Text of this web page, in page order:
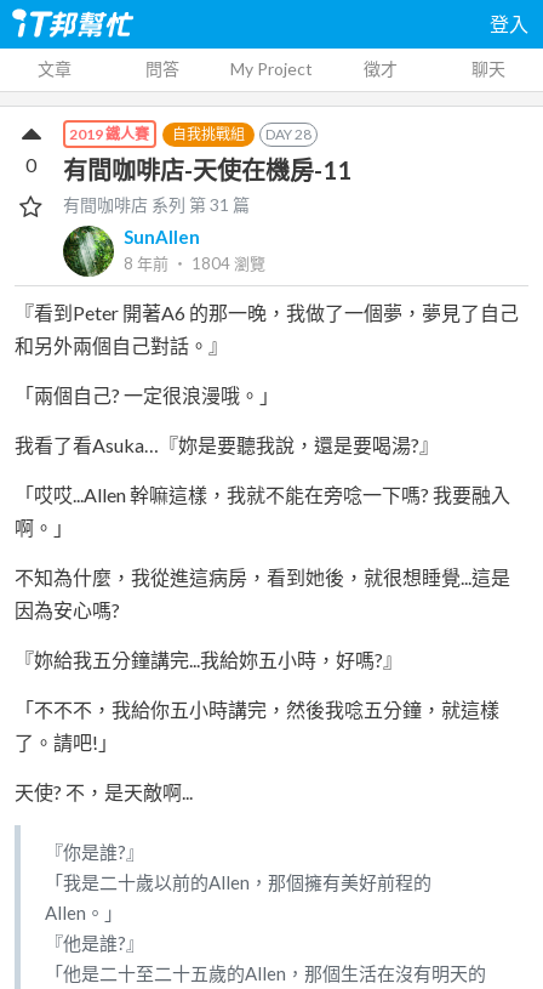
登入
文章 問答 My Project 徵才 聊天
2019 鐵人賽 自我挑戰組 DAY28
有間咖啡店-天使在機房-11
有間咖啡店 系列 第31 篇
SunAllen
8 年前 ‧ 1804瀏覽
0
『看到Peter 開著A6 的那一晚，我做了一個夢，夢見了自己
和另外兩個自己對話。』
「兩個自己? 一定很浪漫哦。」
我看了看Asuka…『妳是要聽我說，還是要喝湯?』
「哎哎...Allen 幹嘛這樣，我就不能在旁唸一下嗎? 我要融入
啊。」
不知為什麼，我從進這病房，看到她後，就很想睡覺...這是
因為安心嗎?
『妳給我五分鐘講完...我給妳五小時，好嗎?』
「不不不，我給你五小時講完，然後我唸五分鐘，就這樣
了。請吧!」
天使? 不，是天敵啊...
『你是誰?』
「我是二十歲以前的Allen，那個擁有美好前程的
Allen。」
『他是誰?』
「他是二十至二十五歲的Allen，那個生活在沒有明天的